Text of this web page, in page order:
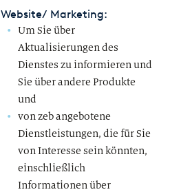
Website/ Marketing:
Um Sie über
Aktualisierungen des
Dienstes zu informieren und
Sie über andere Produkte
und
von zeb angebotene
Dienstleistungen, die für Sie
von Interesse sein könnten,
einschließlich
Informationen über